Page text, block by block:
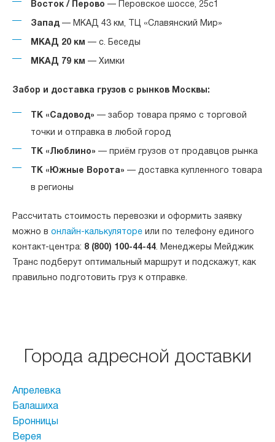
Восток / Перово — Перовское шоссе, 25с1
Запад — МКАД 43 км, ТЦ «Славянский Мир»
МКАД 20 км — с. Беседы
МКАД 79 км — Химки
Забор и доставка грузов с рынков Москвы:
ТК «Садовод» — забор товара прямо с торговой
точки и отправка в любой город
ТК «Люблино» — приём грузов от продавцов рынка
ТК «Южные Ворота» — доставка купленного товара
в регионы
Рассчитать стоимость перевозки и оформить заявку
можно в онлайн-калькуляторе или по телефону единого
контакт-центра: 8 (800) 100-44-44. Менеджеры Мейджик
Транс подберут оптимальный маршрут и подскажут, как
правильно подготовить груз к отправке.
Города адресной доставки
Апрелевка
Балашиха
Бронницы
Верея